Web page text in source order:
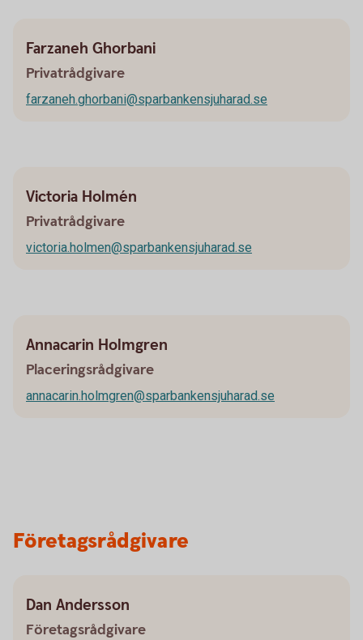
Farzaneh Ghorbani
Privatrådgivare
farzaneh.ghorbani@sparbankensjuharad.se
Victoria Holmén
Privatrådgivare
victoria.holmen@sparbankensjuharad.se
Annacarin Holmgren
Placeringsrådgivare
annacarin.holmgren@sparbankensjuharad.se
Företagsrådgivare
Dan Andersson
Företagsrådgivare